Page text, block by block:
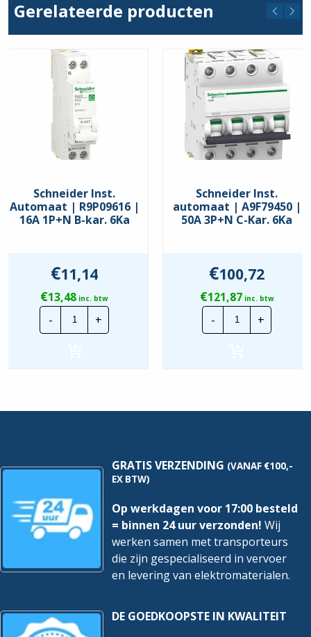
B
Gerelateerde producten
Schneider Inst.
Automaat | R9P09616 |
16A 1P+N B-kar. 6Ka
€11,14
€13,48 inc. btw
-
Schneider
Inst.
Automaat
kar.
+
Schneider Inst.
automaat | A9F79450 |
50A 3P+N C-Kar. 6Ka
€100,72
€121,87inc. btw
-
Schneider
Inst.
automaat
Kar.
+
GRATIS VERZENDING (VANAF €100,-
EX BTW)
Op werkdagen voor 17:00 besteld
= binnen 24 uur verzonden! Wij
werken samen met transporteurs
die zijn gespecialiseerd in vervoer
en levering van elektromaterialen.
DE GOEDKOOPSTE IN KWALITEIT